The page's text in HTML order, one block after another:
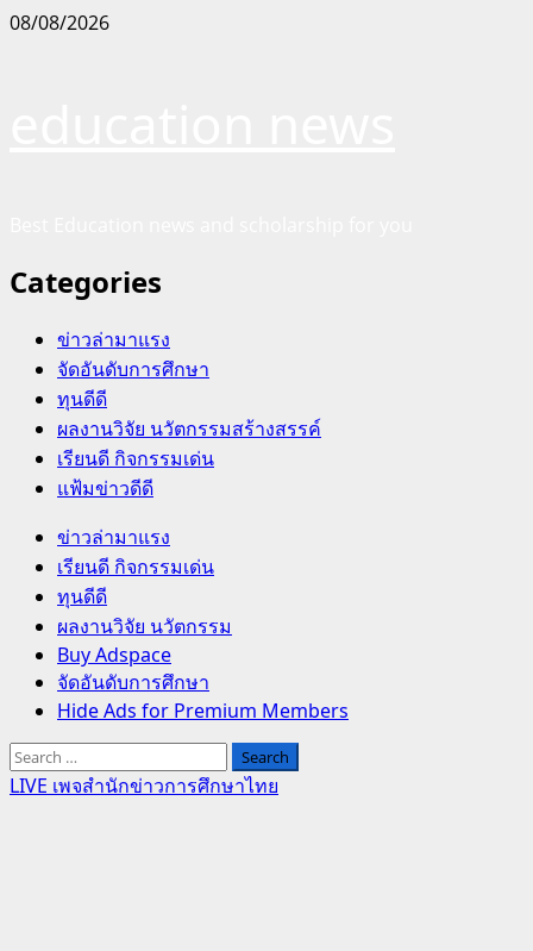
Skip
08/08/2026
Categories
ข่าวล่ามาแรง
จัดอันดับการศึกษา
ทุนดีดี
ผลงานวิจัย นวัตกรรมสร้างสรรค์
เรียนดี กิจกรรมเด่น
แฟ้มข่าวดีดี
Primary
Menu
ข่าวล่ามาแรง
เรียนดี กิจกรรมเด่น
ทุนดีดี
ผลงานวิจัย นวัตกรรม
Buy Adspace
จัดอันดับการศึกษา
Hide Ads for Premium Members
Search
for:
LIVE เพจสำนักข่าวการศึกษาไทย